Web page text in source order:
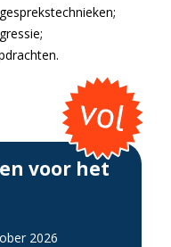
voor het
2026